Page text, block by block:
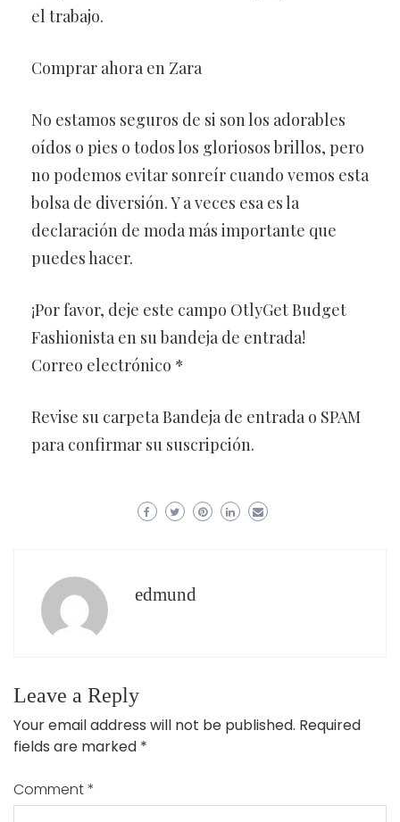
el trabajo.
Comprar ahora en Zara
No estamos seguros de si son los adorables
oídos o pies o todos los gloriosos brillos, pero
no podemos evitar sonreír cuando vemos esta
bolsa de diversión. Y a veces esa es la
declaración de moda más importante que
puedes hacer.
¡Por favor, deje este campo OtlyGet Budget
Fashionista en su bandeja de entrada!
Correo electrónico *
Revise su carpeta Bandeja de entrada o SPAM
para confirmar su suscripción.
edmund
Leave a Reply
Your email address will not be published. Required
fields are marked *
Comment*